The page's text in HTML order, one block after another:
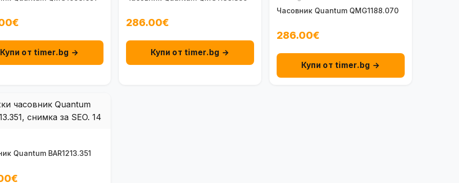
Купи от timer.bg →
286.00€
Купи от timer.bg →
Часовник Quantum QMG1188.070
286.00€
Купи от timer.bg →
Quantum BAR1213.351